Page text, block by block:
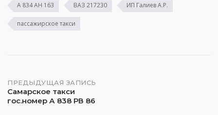
А 834 АН 163 ВАЗ 217230 ИП Галиев А.Р.
пассажирское такси
Навигация
по
ПРЕДЫДУЩАЯ ЗАПИСЬ
Самарское такси
гос.номер А 838 РВ 86